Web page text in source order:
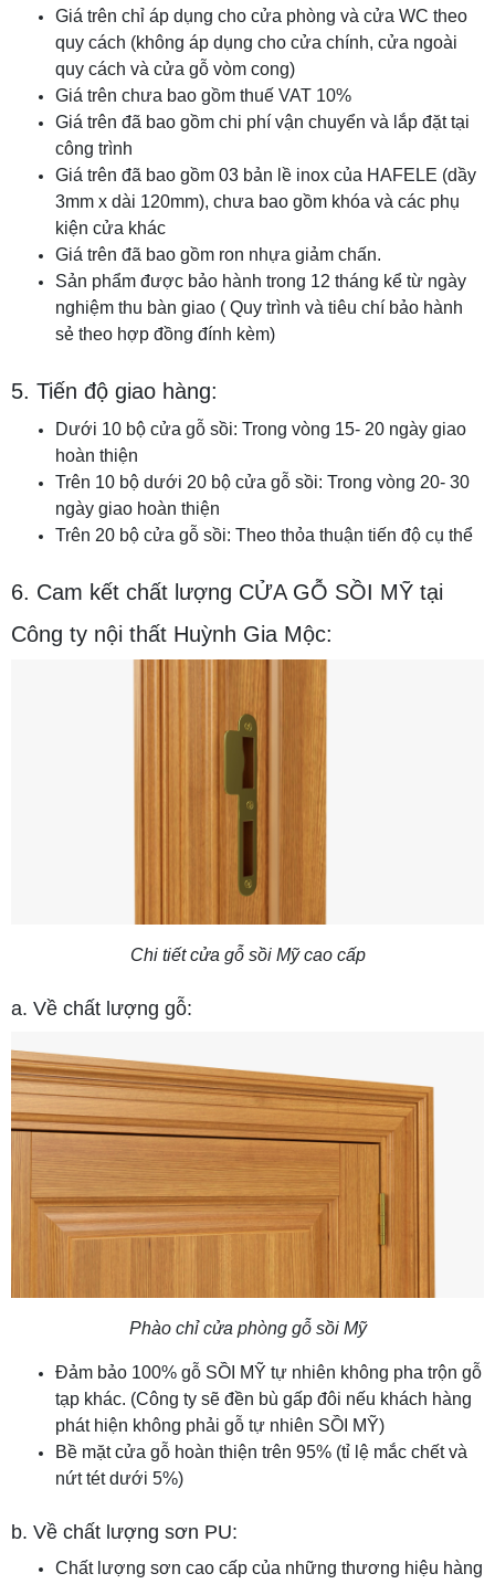
Giá trên chỉ áp dụng cho cửa phòng và cửa WC theo
quy cách (không áp dụng cho cửa chính, cửa ngoài
quy cách và cửa gỗ vòm cong)
Giá trên chưa bao gồm thuế VAT 10%
Giá trên đã bao gồm chi phí vận chuyển và lắp đặt tại
công trình
Giá trên đã bao gồm 03 bản lề inox của HAFELE (dầy
3mm x dài 120mm), chưa bao gồm khóa và các phụ
kiện cửa khác
Giá trên đã bao gồm ron nhựa giảm chấn.
Sản phẩm được bảo hành trong 12 tháng kể từ ngày
nghiệm thu bàn giao ( Quy trình và tiêu chí bảo hành
sẻ theo hợp đồng đính kèm)
5. Tiến độ giao hàng:
Dưới 10 bộ cửa gỗ sồi: Trong vòng 15- 20 ngày giao
hoàn thiện
Trên 10 bộ dưới 20 bộ cửa gỗ sồi: Trong vòng 20- 30
ngày giao hoàn thiện
Trên 20 bộ cửa gỗ sồi: Theo thỏa thuận tiến độ cụ thể
6. Cam kết chất lượng CỬA GỖ SỒI MỸ tại
Công ty nội thất Huỳnh Gia Mộc:
Chi tiết cửa gỗ sồi Mỹ cao cấp
a. Về chất lượng gỗ:
Phào chỉ cửa phòng gỗ sồi Mỹ
Đảm bảo 100% gỗ SỒI MỸ tự nhiên không pha trộn gỗ
tạp khác. (Công ty sẽ đền bù gấp đôi nếu khách hàng
phát hiện không phải gỗ tự nhiên SỒI MỸ)
Bề mặt cửa gỗ hoàn thiện trên 95% (tỉ lệ mắc chết và
nứt tét dưới 5%)
b. Về chất lượng sơn PU:
Chất lượng sơn cao cấp của những thương hiệu hàng